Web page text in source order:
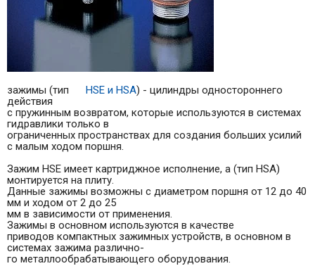
зажимы (тип HSE и HSA) - цилиндры одностороннего
действия
с пружинным возвратом, которые используются в системах
гидравлики только в
ограниченных пространствах для создания больших усилий
с малым ходом поршня.
Зажим HSE имеет картриджное исполнение, а (тип HSA)
монтируется на плиту.
Данные зажимы возможны с диаметром поршня от 12 до 40
мм и ходом от 2 до 25
мм в зависимости от применения.
Зажимы в основном используются в качестве
приводов компактных зажимных устройств, в основном в
системах зажима различно-
го металлообрабатывающего оборудования.